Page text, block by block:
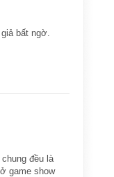
bất ngờ.
đều là
game show